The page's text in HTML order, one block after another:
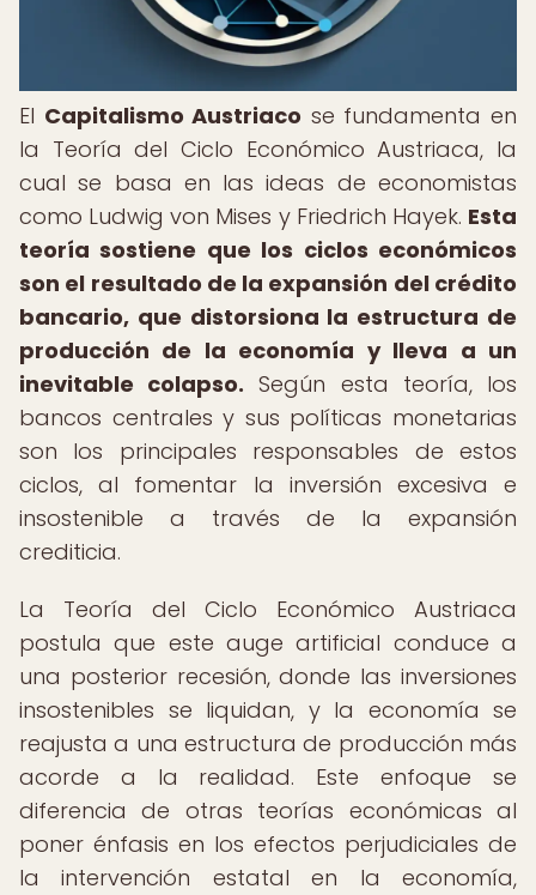
El Capitalismo Austriaco se fundamenta en
la Teoría del Ciclo Económico Austriaca, la
cual se basa en las ideas de economistas
como Ludwig von Mises y Friedrich Hayek. Esta
teoría sostiene que los ciclos económicos
son el resultado de la expansión del crédito
bancario, que distorsiona la estructura de
producción de la economía y lleva a un
inevitable colapso. Según esta teoría, los
bancos centrales y sus políticas monetarias
son los principales responsables de estos
ciclos, al fomentar la inversión excesiva e
insostenible a través de la expansión
crediticia.
La Teoría del Ciclo Económico Austriaca
postula que este auge artificial conduce a
una posterior recesión, donde las inversiones
insostenibles se liquidan, y la economía se
reajusta a una estructura de producción más
acorde a la realidad. Este enfoque se
diferencia de otras teorías económicas al
poner énfasis en los efectos perjudiciales de
la intervención estatal en la economía,